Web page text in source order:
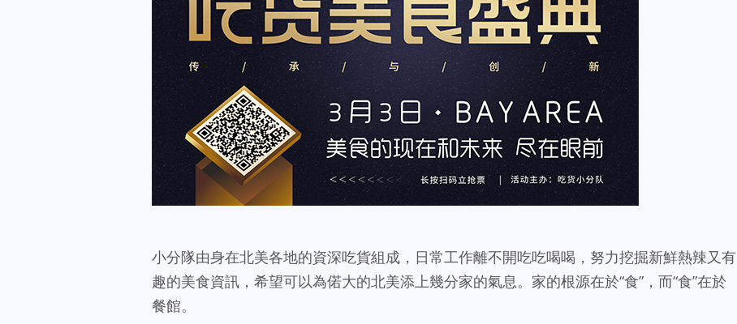
小分隊由身在北美各地的資深吃貨組成，日常工作離不開吃吃喝喝，努力挖掘新鮮熱辣又有
趣的美食資訊，希望可以為偌大的北美添上幾分家的氣息。家的根源在於“食”，而“食”在於
餐館。